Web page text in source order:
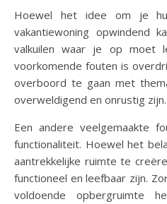
Hoewel het idee om je
vakantiewoning opwindend
valkuilen waar je op moet
voorkomende fouten is
overboord te gaan met
overweldigend en onrustig zijn.
Een andere veelgemaakte
functionaliteit. Hoewel het
aantrekkelijke ruimte te
functioneel en leefbaar zijn.
voldoende opbergruimte